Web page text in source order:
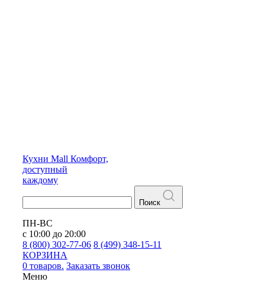
Кухни Mall Комфорт,
доступный
каждому
Поиск
ПН-ВС
с 10:00 до 20:00
8 (800) 302-77-06 8 (499) 348-15-11
КОРЗИНА
0 товаров. Заказать звонок
Меню